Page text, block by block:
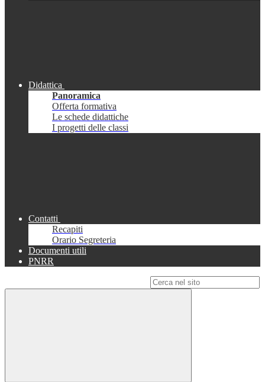
Didattica
Panoramica
Offerta formativa
Le schede didattiche
I progetti delle classi
Contatti
Recapiti
Orario Segreteria
Documenti utili
PNRR